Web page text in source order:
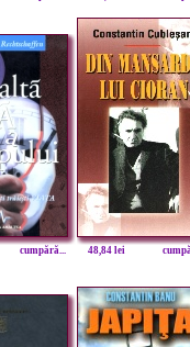
cumpără... 48,84 lei